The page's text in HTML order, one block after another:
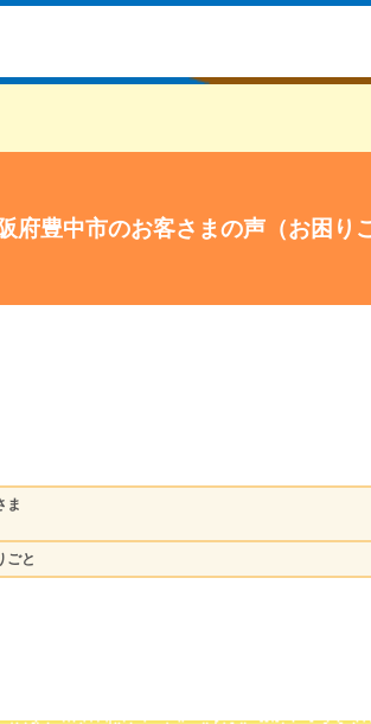
豊中市のお客さまの声（お困り
ま
ごと